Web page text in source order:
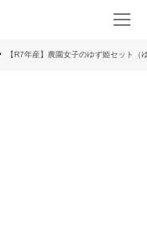
【R7年産】農園女子のゆず姫セット